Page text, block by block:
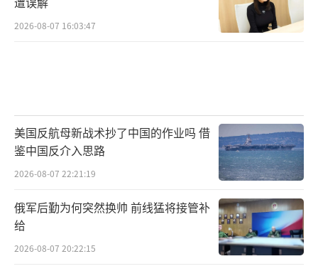
际机场举行，安葬仪式在沈阳抗美援朝烈士陵
园举行。此次回归正值抗美援朝战争胜利70周
人民志愿军烈士遗骸回国。中韩双方在韩国仁
川烈士遗骸临时安置所共同举行烈士遗骸装殓
仪式，韩方向我国移交43位烈士遗骸及495件遗
护航。人民空军发布此次任务标识，和平鸽下
的“人民空军带您回家”八个大字彰显对英烈
的崇敬和缅怀。
2026-08-07 16:03:47
美国反航母新战术抄了中国的作业吗 借
鉴中国反介入思路
2026-08-07 22:21:19
俄军后勤为何突然换帅 前线猛将接管补
给
2026-08-07 20:22:15